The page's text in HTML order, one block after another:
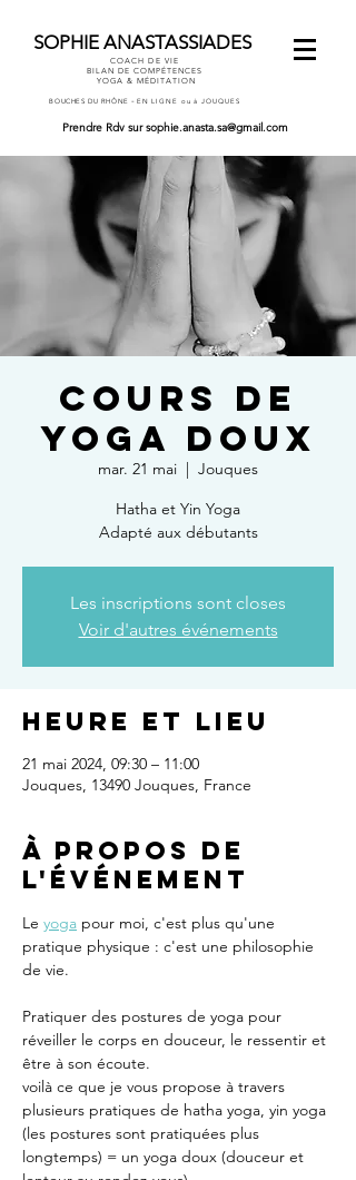
SOPHIE ANASTASSIADES
COACH DE VIE
BILAN DE COMPÉTENCES
YOGA & MÉDITATION
BOUCHES DU RHÔNE - EN LIGNE ou à JOUQUES
Prendre Rdv sursophie.anasta.sa@gmail.com
COURS DE
YOGA DOUX
mar. 21 mai
  |
Jouques
Hatha et Yin Yoga
Adapté aux débutants
Les inscriptions sont closes
Voir d'autres événements
Heure et lieu
21 mai 2024, 09:30 – 11:00
Jouques, 13490 Jouques, France
À propos de
l'événement
Le yoga pour moi, c'est plus qu'une
pratique physique : c'est une philosophie
de vie.
Pratiquer des postures de yoga pour
réveiller le corps en douceur, le ressentir et
être à son écoute.
voilà ce que je vous propose à travers
plusieurs pratiques de hatha yoga, yin yoga
(les postures sont pratiquées plus
longtemps) = un yoga doux (douceur et